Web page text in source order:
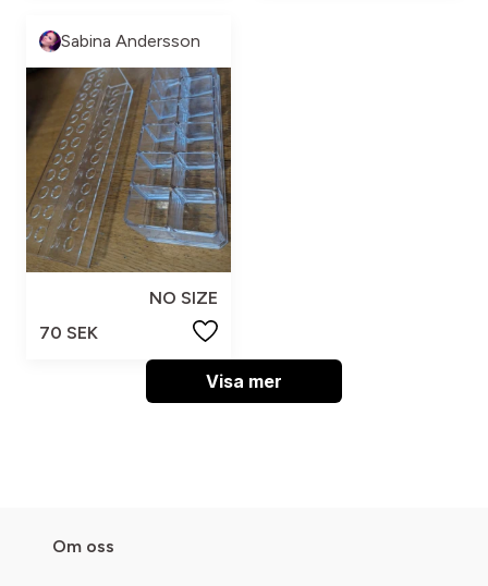
Sabina Andersson
NO SIZE
70 SEK
Visa mer
Om oss